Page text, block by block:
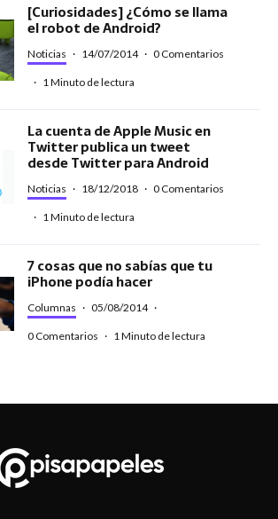
[Curiosidades] ¿Cómo se llama
el robot de Android?
Noticias · 14/07/2014 · 0 Comentarios
· 1 Minuto de lectura
La cuenta de Apple Music en
Twitter publica un tweet
desde Twitter para Android
Noticias · 18/12/2018 · 0 Comentarios
· 1 Minuto de lectura
7 cosas que no sabías que tu
iPhone podía hacer
Columnas · 05/08/2014 ·
0 Comentarios · 1 Minuto de lectura